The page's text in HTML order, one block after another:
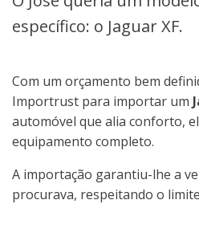
específico: o Jaguar XF.
Com um orçamento bem
Importrust para importar um
automóvel que alia conforto,
equipamento completo.
A importação garantiu-lhe a
procurava, respeitando o